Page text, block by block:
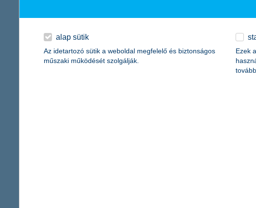
digitális eszközök között, netbankolásra mégsem ezeket használják a
alap sütik
Az idetartozó sütik a weboldal megfelelő és biztonságos
műszaki működését szolgálják.
Ezek